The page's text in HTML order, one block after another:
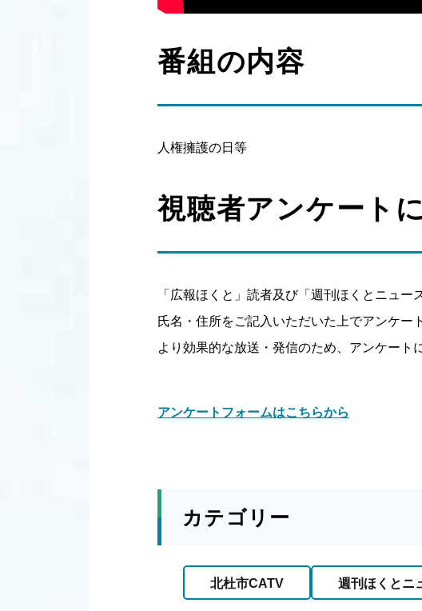
番組の内容
人権擁護の日等
視聴者アンケート
「広報ほくと」読者及び「週刊ほくとニュー
氏名・住所をご記入いただいた上でアンケー
より効果的な放送・発信のため、アンケート
アンケートフォームはこちらから
カテゴリー
北杜市CATV 週刊ほくとニ